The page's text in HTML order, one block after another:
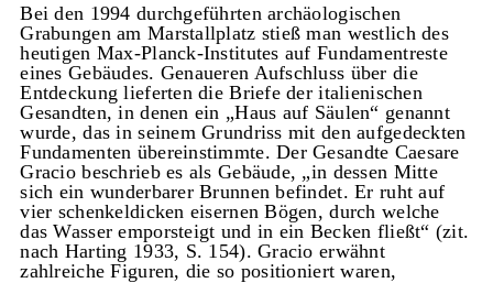
Bei den 1994 durchgeführten archäologischen
Grabungen am Marstallplatz stieß man westlich des
heutigen Max-Planck-Institutes auf Fundamentreste
eines Gebäudes. Genaueren Aufschluss über die
Entdeckung lieferten die Briefe der italienischen
Gesandten, in denen ein „Haus auf Säulen“ genannt
wurde, das in seinem Grundriss mit den aufgedeckten
Fundamenten übereinstimmte. Der Gesandte Caesare
Gracio beschrieb es als Gebäude, „in dessen Mitte
sich ein wunderbarer Brunnen befindet. Er ruht auf
vier schenkeldicken eisernen Bögen, durch welche
das Wasser emporsteigt und in ein Becken fließt“ (zit.
nach Harting 1933, S. 154). Gracio erwähnt
zahlreiche Figuren, die so positioniert waren,